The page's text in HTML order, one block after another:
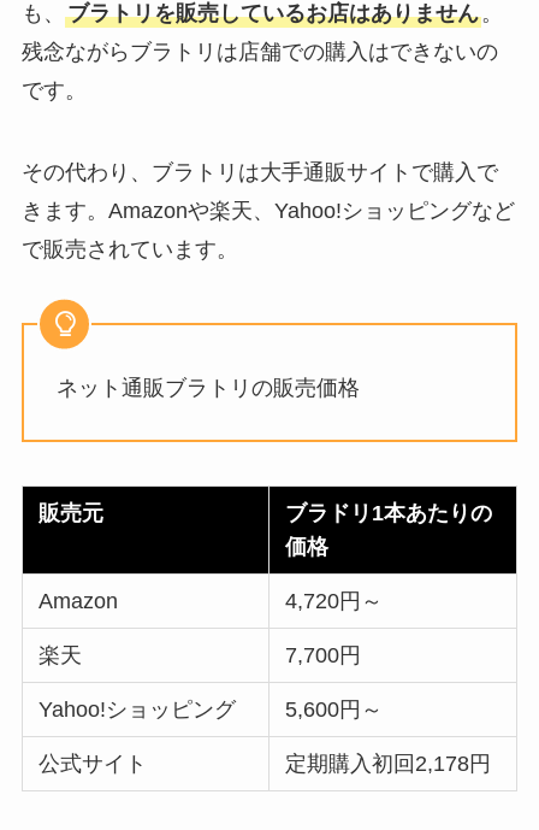
も、 ブラトリを販売しているお店はありません。
残念ながらブラトリは店舗での購入はできないの
です。
その代わり、ブラトリは大手通販サイトで購入で
きます。Amazonや楽天、Yahoo!ショッピングなど
で販売されています。
ネット通販ブラトリの販売価格
販売元
ブラドリ1本あたりの
価格
Amazon 4,720円～
楽天 7,700円
Yahoo!ショッピング 5,600円～
公式サイト 定期購入初回2,178円